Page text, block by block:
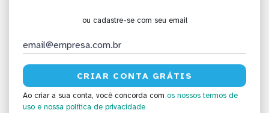
ou cadastre-se com seu email
Ao criar a sua conta, você concorda com os nossos termos de
uso e nossa política de privacidade